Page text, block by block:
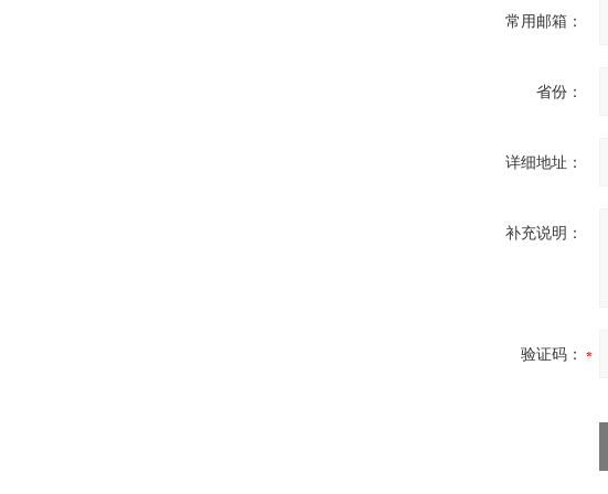
常用邮箱：
省份：
详细地址：
补充说明：
验证码：